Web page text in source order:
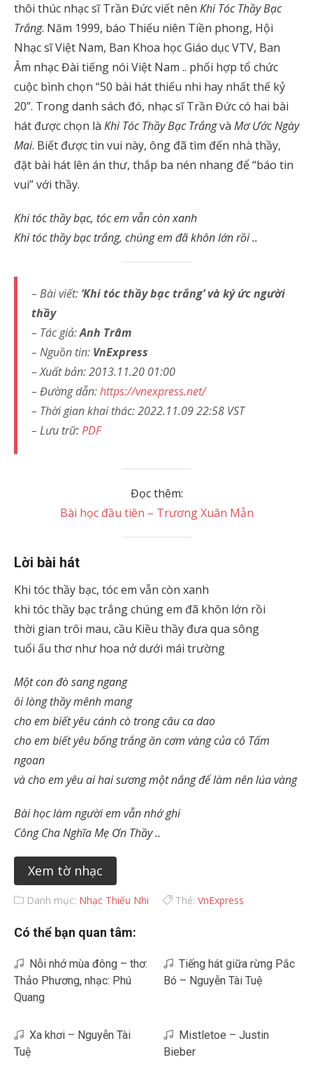
thôi thúc nhạc sĩ Trần Đức viết nên Khi Tóc Thầy Bạc
Trắng. Năm 1999, báo Thiếu niên Tiền phong, Hội
Nhạc sĩ Việt Nam, Ban Khoa học Giáo dục VTV, Ban
Âm nhạc Đài tiếng nói Việt Nam .. phối hợp tổ chức
cuộc bình chọn “50 bài hát thiếu nhi hay nhất thế kỷ
20”. Trong danh sách đó, nhạc sĩ Trần Đức có hai bài
hát được chọn là Khi Tóc Thầy Bạc Trắngvà Mơ Ước Ngày
Mai. Biết được tin vui này, ông đã tìm đến nhà thầy,
đặt bài hát lên án thư, thắp ba nén nhang để “báo tin
vui” với thầy.
Khi tóc thầy bạc, tóc em vẫn còn xanh
Khi tóc thầy bạc trắng, chúng em đã khôn lớn rồi ..
– Bài viết: ‘Khi tóc thầy bạc trắng’ và ký ức người
thầy
– Tác giả:Anh Trâm
– Nguồn tin: VnExpress
– Xuất bản: 2013.11.20 01:00
– Đường dẫn:https://vnexpress.net/
– Thời gian khai thác: 2022.11.09 22:58 VST
– Lưu trữ:PDF
Đọc thêm:
Bài học đầu tiên – Trương Xuân Mẫn
Lời bài hát
Khi tóc thầy bạc, tóc em vẫn còn xanh
khi tóc thầy bạc trắng chúng em đã khôn lớn rồi
thời gian trôi mau, cầu Kiều thầy đưa qua sông
tuổi ấu thơ như hoa nở dưới mái trường
Một con đò sang ngang
ôi lòng thầy mênh mang
cho em biết yêu cánh cò trong câu ca dao
cho em biết yêu bống trắng ăn cơm vàng của cô Tấm
ngoan
và cho em yêu ai hai sương một nắng để làm nên lúa vàng
Bài học làm người em vẫn nhớ ghi
Công Cha Nghĩa Mẹ Ơn Thầy ..
Xem tờ nhạc
Danh mục: Nhạc Thiếu Nhi Thẻ: VnExpress
Có thể bạn quan tâm:
Nỗi nhớ mùa đông – thơ:
Thảo Phương, nhạc: Phú
Quang
Tiếng hát giữa rừng Pắc
Bó – Nguyễn Tài Tuệ
Xa khơi – Nguyễn Tài
Tuệ
Mistletoe – Justin
Bieber